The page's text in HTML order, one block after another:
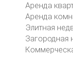
Аренда
Аренда
Элитная
Загородная